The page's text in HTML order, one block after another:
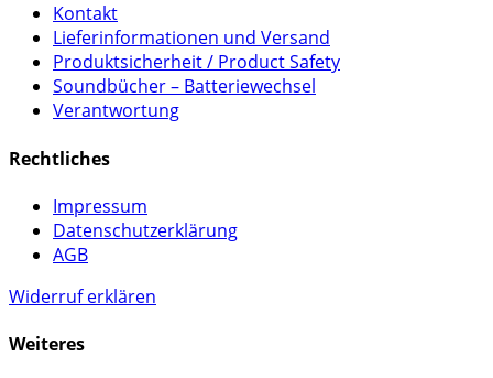
Kontakt
Lieferinformationen und Versand
Produktsicherheit / Product Safety
Soundbücher – Batteriewechsel
Verantwortung
Rechtliches
Impressum
Datenschutzerklärung
AGB
Widerruf erklären
Weiteres